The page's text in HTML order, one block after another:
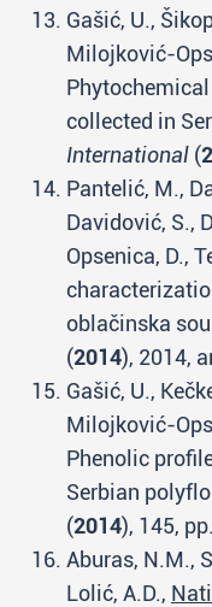
Gašić, U.,
Milojković-
collected in
International (
Pantelić, M.,
Davidović, S.,
Opsenica, D.,
oblačinska
(2014), 2014,
Gašić, U.,
Milojković-
Phenolic
Serbian
(2014), 145,
Aburas, N.M.,
Lolić, A.D.,